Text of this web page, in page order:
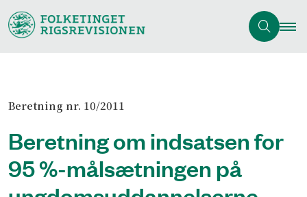
Beretning nr. 10/2011
Beretning om indsatsen for
95 %-målsætningen på